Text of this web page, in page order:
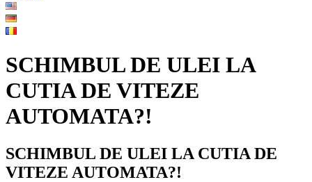
SCHIMBUL DE ULEI LA
CUTIA DE VITEZE
AUTOMATA?!
SCHIMBUL DE ULEI LA CUTIA DE
VITEZE AUTOMATA?!